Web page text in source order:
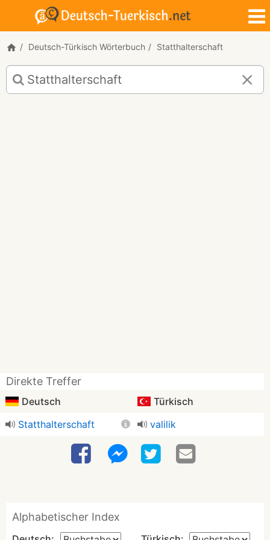
Deutsch-Türkisch Wörterbuch Statthalterschaft
Deutsch-
Türkisch
Übersetzung
Direkte Treffer
Deutsch
Türkisch
Statthalterschaft
valilik
Alphabetischer Index